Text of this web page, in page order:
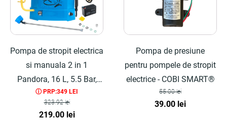
Pompa de stropit electrica
si manuala 2 in 1
Pandora, 16 L, 5.5 Bar,
regulator presiune - COBI
SMART®
ⓘ PRP:349 LEI
323.92lei
Prețul
219.00 leiPrețul
Pompa de presiune
pentru pompele de stropit
electrice - COBI SMART®
55.00lei
Prețul
39.00 leiPrețul